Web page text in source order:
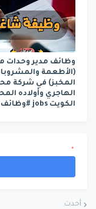
وظائف مدير وحدات
(الأطعمة
المخبز) في شركة
الهاجري وأولاده
الكويت jobs #وظائف
*
أحدث